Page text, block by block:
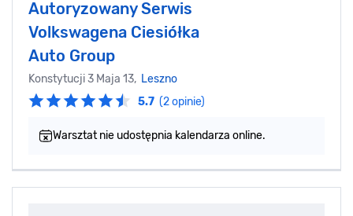
Autoryzowany Serwis
Volkswagena Ciesiółka
Auto Group
Konstytucji 3 Maja 13, Leszno
5.7 (2 opinie)
Warsztat nie udostępnia kalendarza online.